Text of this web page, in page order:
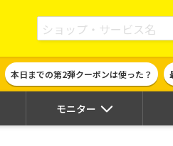
ント貯めて現金やギフト券に交換できるポイ
本日までの第2弾クーポンは使った？
モニター